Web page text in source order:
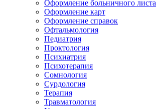
Оформление больничного листа
Оформление карт
Оформление справок
Офтальмология
Педиатрия
Проктология
Психиатрия
Психотерапия
Сомнология
Сурдология
Терапия
Травматология